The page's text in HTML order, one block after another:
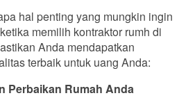
hal penting yang mungkin ingin
memilih kontraktor rumh di
Anda mendapatkan
terbaik untuk uang Anda:
Perbaikan Rumah Anda